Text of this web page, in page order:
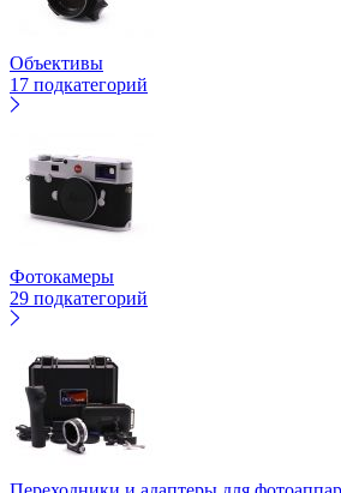
Объективы
17 подкатегорий
Фотокамеры
29 подкатегорий